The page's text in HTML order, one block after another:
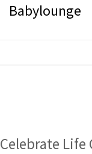
Babylounge
Celebrate Life